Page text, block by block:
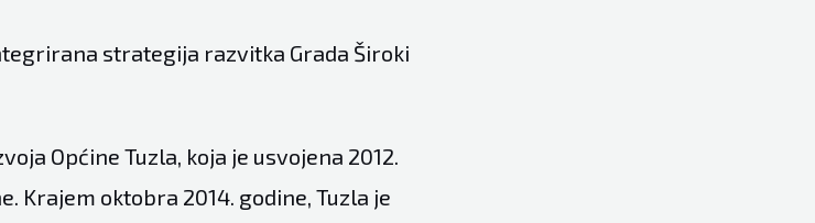
strategija razvitka Grada Široki
Općine Tuzla, koja je usvojena 2012.
Krajem oktobra 2014. godine, Tuzla je